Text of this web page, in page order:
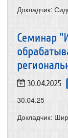
Докладчик:
Семинар
30.04.2025
30.04.25
Докладчик: